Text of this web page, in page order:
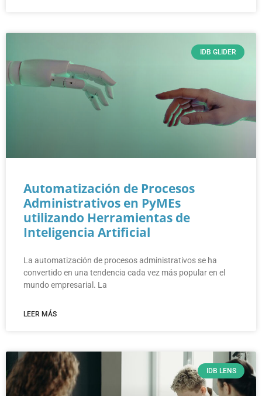
IDB GLIDER
Automatización de Procesos
Administrativos en PyMEs
utilizando Herramientas de
Inteligencia Artificial
La automatización de procesos administrativos se ha
convertido en una tendencia cada vez más popular en el
mundo empresarial. La
LEER MÁS
IDB LENS